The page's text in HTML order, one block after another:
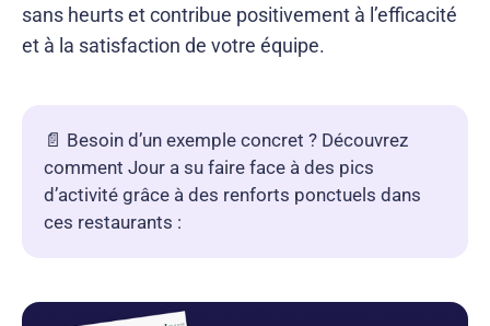
sans heurts et contribue positivement à l’efficacité
et à la satisfaction de votre équipe.
📄 Besoin d’un exemple concret ? Découvrez
comment Jour a su faire face à des pics
d’activité grâce à des renforts ponctuels dans
ces restaurants :